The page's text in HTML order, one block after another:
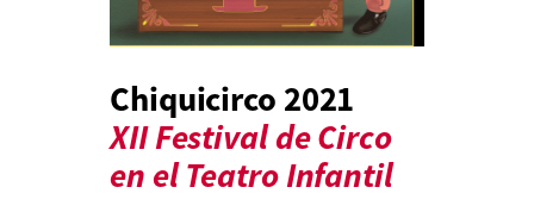
Chiquicirco 2021
XII Festival de Circo
en el Teatro Infantil